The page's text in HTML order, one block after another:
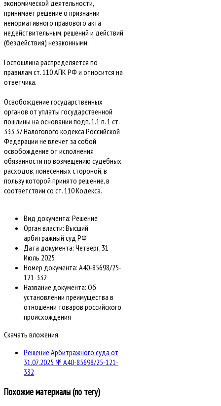
экономической деятельности,
принимает решение о признании
ненормативного правового акта
недействительным, решений и действий
(бездействия) незаконными.
Госпошлина распределяется по
правилам ст. 110 АПК РФ и относится на
ответчика.
Освобождение государственных
органов от уплаты государственной
пошлины на основании подп. 1.1 п. 1 ст.
333.37 Налогового кодекса Российской
Федерации не влечет за собой
освобождение от исполнения
обязанности по возмещению судебных
расходов, понесенных стороной, в
пользу которой принято решение, в
соответствии со ст. 110 Кодекса.
Вид документа: Решение
Орган власти: Высший
арбитражный суд РФ
Дата документа: Четверг, 31
Июль 2025
Номер документа: А40-85698/25-
121-332
Название документа: Об
установлении преимущества в
отношении товаров российского
происхождения
Скачать вложения:
Решение Арбитражного суда от
31.07.2025 № А40-85698/25-121-
332
Похожие материалы (по тегу)